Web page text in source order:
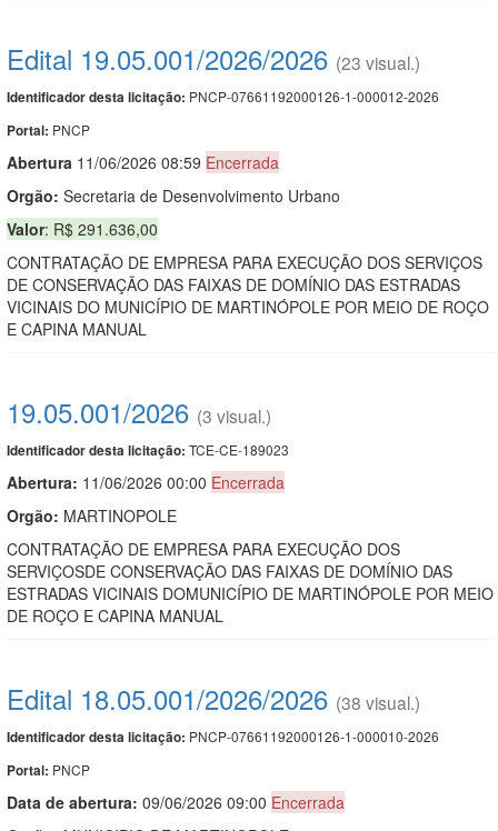
Edital 19.05.001/2026/2026 (23 visual.)
Identificador desta licitação: PNCP-07661192000126-1-000012-2026
Portal: PNCP
Abertura 11/06/2026 08:59 Encerrada
Orgão: Secretaria de Desenvolvimento Urbano
Valor: R$ 291.636,00
CONTRATAÇÃO DE EMPRESA PARA EXECUÇÃO DOS SERVIÇOS
DE CONSERVAÇÃO DAS FAIXAS DE DOMÍNIO DAS ESTRADAS
VICINAIS DO MUNICÍPIO DE MARTINÓPOLE POR MEIO DE ROÇO
E CAPINA MANUAL
19.05.001/2026 (3 visual.)
Identificador desta licitação: TCE-CE-189023
Abertura: 11/06/2026 00:00 Encerrada
Orgão: MARTINOPOLE
CONTRATAÇÃO DE EMPRESA PARA EXECUÇÃO DOS
SERVIÇOSDE CONSERVAÇÃO DAS FAIXAS DE DOMÍNIO DAS
ESTRADAS VICINAIS DOMUNICÍPIO DE MARTINÓPOLE POR MEIO
DE ROÇO E CAPINA MANUAL
Edital 18.05.001/2026/2026 (38 visual.)
Identificador desta licitação: PNCP-07661192000126-1-000010-2026
Portal: PNCP
Data de abertura: 09/06/2026 09:00 Encerrada